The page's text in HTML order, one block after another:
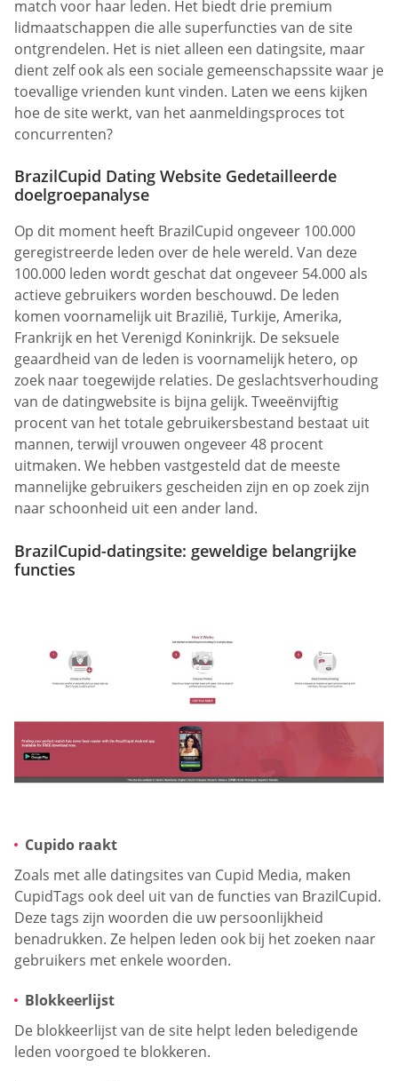
match voor haar leden. Het biedt drie premium
lidmaatschappen die alle superfuncties van de site
ontgrendelen. Het is niet alleen een datingsite, maar
dient zelf ook als een sociale gemeenschapssite waar je
toevallige vrienden kunt vinden. Laten we eens kijken
hoe de site werkt, van het aanmeldingsproces tot
concurrenten?
BrazilCupid Dating Website Gedetailleerde
doelgroepanalyse
Op dit moment heeft BrazilCupid ongeveer 100.000
geregistreerde leden over de hele wereld. Van deze
100.000 leden wordt geschat dat ongeveer 54.000 als
actieve gebruikers worden beschouwd. De leden
komen voornamelijk uit Brazilië, Turkije, Amerika,
Frankrijk en het Verenigd Koninkrijk. De seksuele
geaardheid van de leden is voornamelijk hetero, op
zoek naar toegewijde relaties. De geslachtsverhouding
van de datingwebsite is bijna gelijk. Tweeënvijftig
procent van het totale gebruikersbestand bestaat uit
mannen, terwijl vrouwen ongeveer 48 procent
uitmaken. We hebben vastgesteld dat de meeste
mannelijke gebruikers gescheiden zijn en op zoek zijn
naar schoonheid uit een ander land.
BrazilCupid-datingsite: geweldige belangrijke
functies
Cupido raakt
Zoals met alle datingsites van Cupid Media, maken
CupidTags ook deel uit van de functies van BrazilCupid.
Deze tags zijn woorden die uw persoonlijkheid
benadrukken. Ze helpen leden ook bij het zoeken naar
gebruikers met enkele woorden.
Blokkeerlijst
De blokkeerlijst van de site helpt leden beledigende
leden voorgoed te blokkeren.